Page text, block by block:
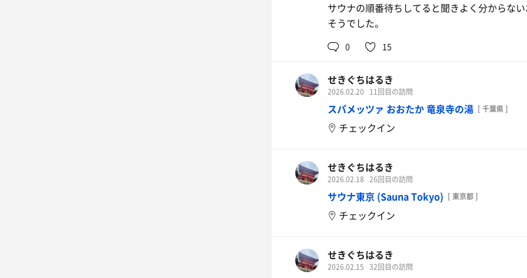
サウナの順番待ちしてると聞きよく分からな
そうでした。
0 15
せきぐちはるき
2026.02.20 11回目の訪問
スパメッツァ おおたか 竜泉寺の湯 [ 千葉県 ]
チェックイン
せきぐちはるき
2026.02.18 26回目の訪問
サウナ東京 (Sauna Tokyo) [ 東京都 ]
チェックイン
せきぐちはるき
2026.02.15 32回目の訪問